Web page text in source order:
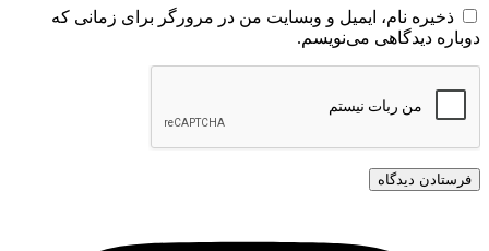
ذخیره نام، ایمیل و وبسایت من در مرورگر برای زمانی که
دوباره دیدگاهی می‌نویسم.